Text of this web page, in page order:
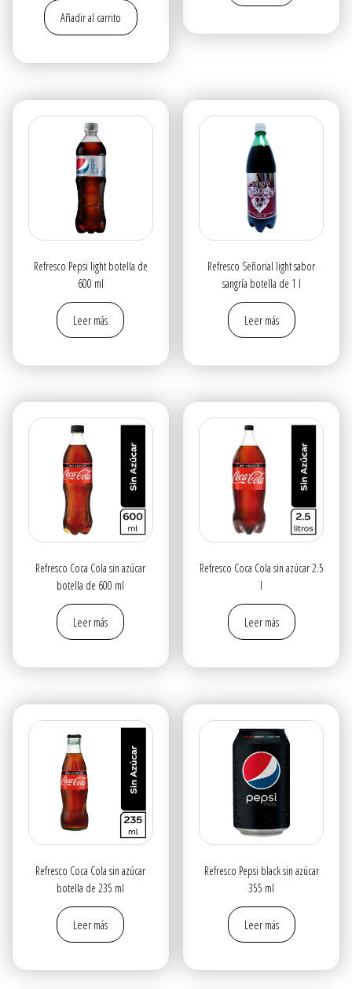
Añadir al carrito
Refresco Pepsi light botella de
600 ml
Leer más
Refresco Señorial light sabor
sangría botella de 1 l
Leer más
Refresco Coca Cola sin azúcar
botella de 600 ml
Leer más
Refresco Coca Cola sin azúcar 2.5
l
Leer más
Refresco Coca Cola sin azúcar
botella de 235 ml
Leer más
Refresco Pepsi black sin azúcar
355 ml
Leer más